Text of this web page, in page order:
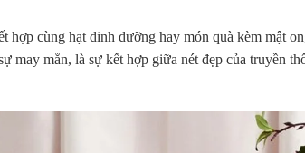
hợp cùng hạt dinh dưỡng hay món quà kèm mật
may mắn, là sự kết hợp giữa nét đẹp của truyền